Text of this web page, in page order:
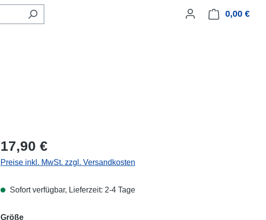
0,00 €
Regulärer Preis:
17,90 €
Preise inkl. MwSt. zzgl. Versandkosten
Sofort verfügbar, Lieferzeit: 2-4 Tage
Größeauswählen